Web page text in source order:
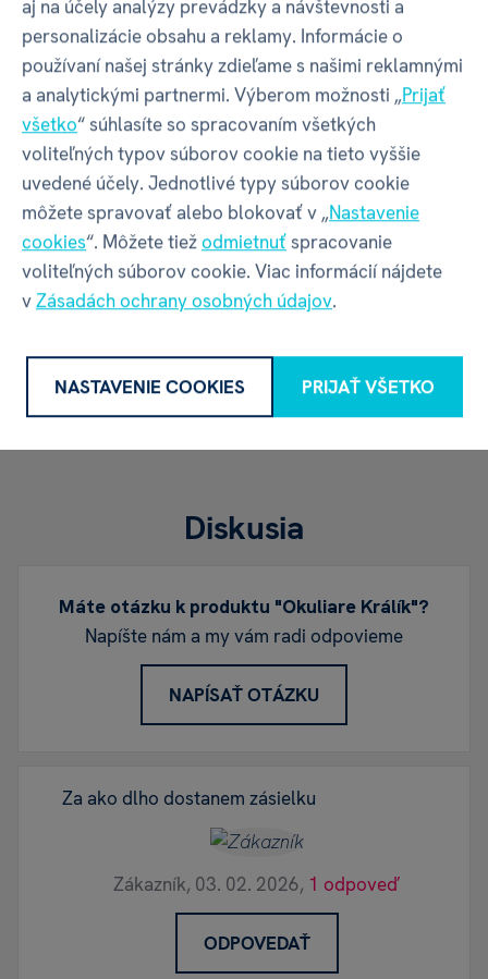
Web www.albi.sk
Recenzia
Máte skúsenosť s týmto tovarom?
Napíšte recenziu a pomôžte ostatným s výberom.
NAPÍSAŤ RECENZIU
Diskusia
Máte otázku k produktu "Okuliare Králík"?
Napíšte nám a my vám radi odpovieme
NAPÍSAŤ OTÁZKU
Za ako dlho dostanem zásielku
Zákazník, 03. 02. 2026, 1 odpoveď
ODPOVEDAŤ
aj na účely analýzy prevádzky a návštevnosti a
personalizácie obsahu a reklamy. Informácie o
používaní našej stránky zdieľame s našimi reklamnými
a analytickými partnermi. Výberom možnosti „Prijať
všetko“ súhlasíte so spracovaním všetkých
voliteľných typov súborov cookie na tieto vyššie
uvedené účely. Jednotlivé typy súborov cookie
môžete spravovať alebo blokovať v „Nastavenie
cookies“. Môžete tiežodmietnuťspracovanie
voliteľných súborov cookie. Viac informácií nájdete
vZásadách ochrany osobných údajov.
NASTAVENIE COOKIES PRIJAŤ VŠETKO